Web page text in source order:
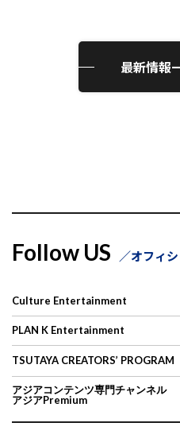
最新情報
Follow US オフィ
Culture Entertainment
PLAN K Entertainment
TSUTAYA CREATORS’ PROGRAM
アジアコンテンツ専門チャンネル
アジアPremium